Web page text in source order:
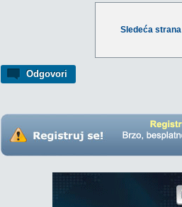
Sledeća strana
Odgovori